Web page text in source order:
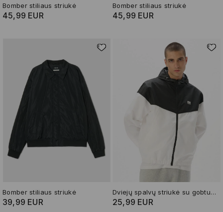
Bomber stiliaus striukė
45,99 EUR
Bomber stiliaus striukė
45,99 EUR
Bomber stiliaus striukė
39,99 EUR
Dviejų spalvų striukė su gobtuvu
25,99 EUR